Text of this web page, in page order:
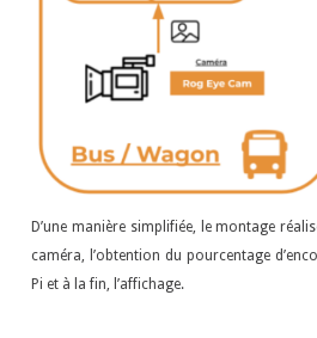
D’une manière simplifiée, le montage
caméra, l’obtention du pourcentage
Pi et à la fin, l’affichage.